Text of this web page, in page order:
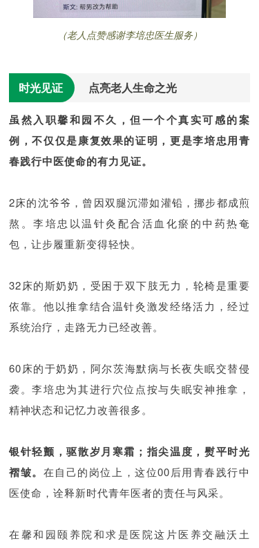
（老人点赞感谢李培忠医生服务）
时光见证 点亮老人生命之光
虽然入职馨和园不久，但一个个真实可感的案
例，不仅仅是康复效果的证明，更是李培忠用青
春践行中医使命的有力见证。
2床的沈爷爷，曾因双腿沉滞如灌铅，挪步都成煎
熬。李培忠以温针灸配合活血化瘀的中药热奄
包，让步履重新变得轻快。
32床的斯奶奶，受困于双下肢无力，轮椅是重要
依靠。他以推拿结合温针灸激发经络活力，经过
系统治疗，走路无力已经改善。
60床的于奶奶，阿尔茨海默病与长夜失眠交替侵
袭。李培忠为其进行穴位点按与失眠安神推拿，
精神状态和记忆力改善很多。
银针轻颤，驱散岁月寒霜；指尖温度，熨平时光
褶皱。 在自己的岗位上，这位00后用青春践行中
医使命，诠释新时代青年医者的责任与风采。
在馨和园颐养院和求是医院这片医养交融沃土